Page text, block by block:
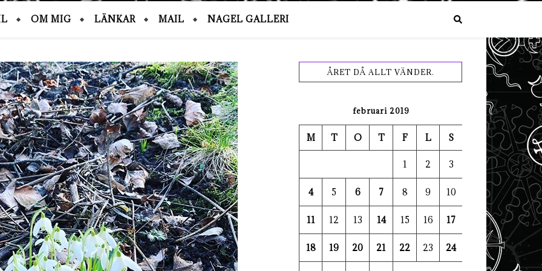
OM MIG LÄNKAR MAIL NAGEL GALLERI
ÅRET DÅ ALLT VÄNDER.
februari 2019
M T O T F L S
1 2 3
4 5 6 7 8 9 10
11 12 13 14 15 16 17
18 19 20 21 22 23 24